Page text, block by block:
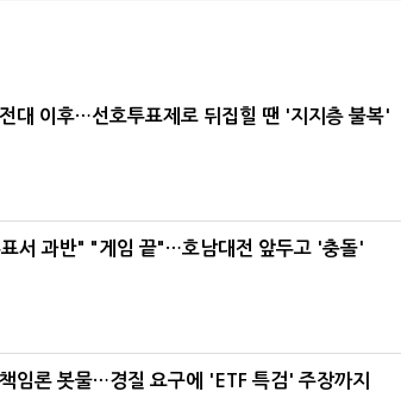
대 이후…선호투표제로 뒤집힐 땐 '지지층 불복'
서 과반" "게임 끝"…호남대전 앞두고 '충돌'
임론 봇물…경질 요구에 'ETF 특검' 주장까지